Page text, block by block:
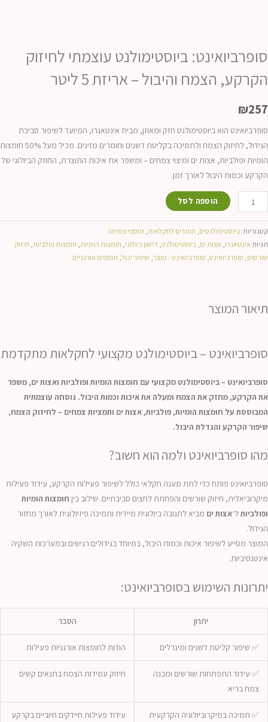
סופרביואינט: ביוסטימולנט עוצמתי לחיזוק
הקרקע, הצמח והיבול – אריזת 5 ליטר
₪257
סופרביואינט הוא ביוסטימולנט חזק ומאוזן, מבית אינטאגרו, המיועד לשיפור סביבת
הגידול, לחיזוק הצמח ולתמיכה בקליטת דשנים וחומרים מזינים. מכיל מעל 50% חומצות
הומיות ופולביות, אצות ים ומיצוי צמחים – ומשפר את איכות התוצרת, החוזק הביולוגי של
הקרקע וכמות היבול לאורך זמן.
כמות
של
סופרביואינט:
ביוסטימולנט
עוצמתי
והיבול
הוספה לסל
קטגוריות:ביוסטימולנטים, חומרים לחקלאות, תוספי צמיחה
תגיות אינטאגרו, אצות ים,ביוסטימולנט, דישון ביולוגי, חומצות הומיות, חומצות פולביות, חיזוק
שורשים, סופרביואינט, סופרביואינט - מוצר, שיפור יבול, תוספים אורגניים
תיאור המוצר
סופרביואינט – ביוסטימולנט מקצועי לחקלאות מתקדמת
סופרביואינט – ביוסטימולנט מקצועי עם חומצות הומיות ופולביות ואצות ים, משפר
את הקרקע, מחזק את הצמח ומעלה את איכות וכמות היבול. נוסחה עוצמתית
המבוססת על חומצות הומיות, פולביות, אצות ים ותמציות צמחים – לחיזוק הצמח,
שיפור הקרקע והגדלת היבול.
מהו סופרביואינט ולמה הוא חשוב?
סופרביואינט פותח כדי לתת מענה חקלאי כולל לשיפור פעילות הקרקע, עידוד פעילות
מיקרוביאלית, חיזוק שורשים והפחתת לחצים סביבתיים. שילוב בין חומצות הומיות
ופולביותל־אצות ים מביא לתגובה ביולוגית מיידית ותמיכה פיזיולוגית לאורך מחזור
הגידול.
המוצר מסייע לשיפור איכות וכמות היבול, במיוחד בגידולים רגישים ובמערכות השקיה
אינטנסיביות.
יתרונות השימוש בסופרביואינט:
יתרון הסבר
✅ שיפור קליטת דשנים ומינרלים הודות לחומצות אורגניות פעילות
✅ עידוד התפתחות שורשים ומבנה
צמח בריא
חיזוק עמידות הצמח בתנאים קשים
✅ תמיכה במיקרוביולוגיה הקרקעית עידוד פעילות חיידקים חיוביים בקרקע